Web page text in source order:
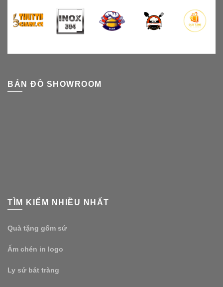
BẢN ĐỒ SHOWROOM
TÌM KIẾM NHIỀU NHẤT
Quà tặng gốm sứ
Ấm chén in logo
Ly sứ bát tràng